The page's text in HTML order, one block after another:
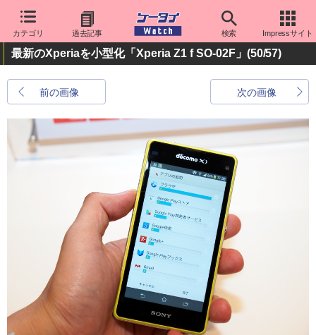
カテゴリ 過去記事 検索 Impressサイト
最新のXperiaを小型化「Xperia Z1 f SO-02F」 (50/57)
前の画像 次の画像